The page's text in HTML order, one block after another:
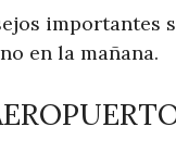
en la mañana.